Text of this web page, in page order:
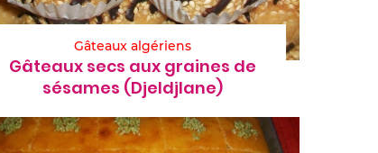
Gâteaux algériens
Gâteaux secs aux graines de
sésames (Djeldjlane)